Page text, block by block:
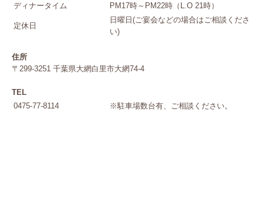
ディナータイム
PM17時～PM22時（L.O 21時）
定休日
日曜日(ご宴会などの場合はご相談くださ
い)
住所
〒299-3251 千葉県大網白里市大網74-4
TEL
0475-77-8114
※駐車場数台有、ご相談ください。